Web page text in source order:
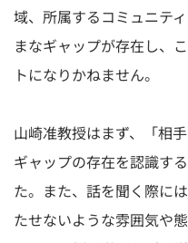
域、所属するコミュニテ
まなギャップが存在し、
トになりかねません。
山崎准教授はまず、「相
ギャップの存在を認識す
た。また、話を聞く際に
たせないような雰囲気や